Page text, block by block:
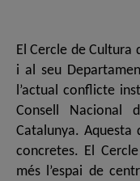
El Cercle de Cultura
i al seu
l’actual conflicte
Consell
Catalunya.
concretes. El
més l’espai de